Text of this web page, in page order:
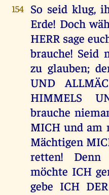
154
So seid klug,
Erde! Doch
HERR sage
brauche! Seid
zu glauben;
UND
HIMMELS
brauche
MICH und am
Mächtigen
retten! Denn
möchte ICH
gebe ICH